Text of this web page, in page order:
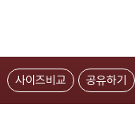
사이즈비교 공유하기